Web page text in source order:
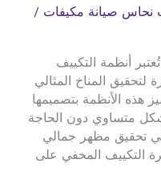
نحاس صيانة مكيفات /
أنظمة التكييف
لتحقيق المناخ المثالي
هذه الأنظمة بتصميمها
متساوي دون الحاجة
تحقيق مظهر جمالي
التكييف المخفي على